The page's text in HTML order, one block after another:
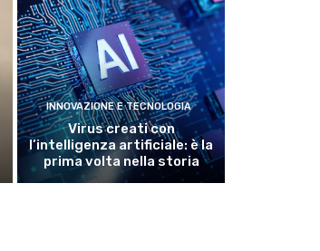
INNOVAZIONE E TECNOLOGIA
Virus creati con
l’intelligenza artificiale: è la
prima volta nella storia